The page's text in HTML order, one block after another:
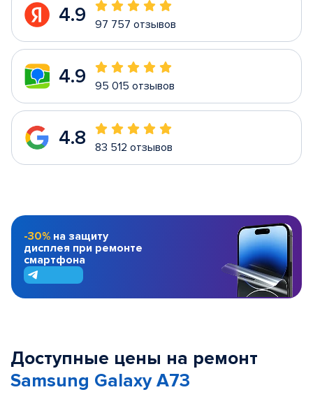
4.9 97 757 отзывов
4.9 95 015 отзывов
4.8 83 512 отзывов
-30% на защиту
дисплея при ремонте
смартфона
Доступные цены на ремонт
Samsung Galaxy A73